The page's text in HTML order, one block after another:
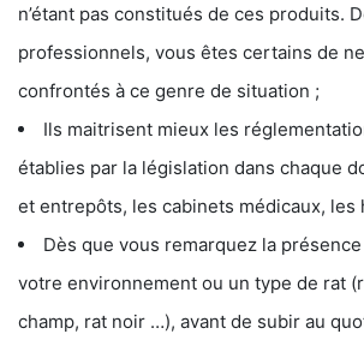
n’étant pas constitués de ces produits.
professionnels, vous êtes certains de
confrontés à ce genre de situation ;
Ils maitrisent mieux les
établies par la législation dans chaque
et entrepôts, les cabinets médicaux, les
Dès que vous remarquez la
votre environnement ou un type de rat
champ, rat noir …), avant de subir au